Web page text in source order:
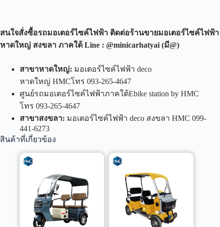
สนใจสั่งซื้อรถมอเตอร์ไซค์ไฟฟ้า ติดต่อร้านขายมอเตอร์ไซค์ไฟฟ้า
หาดใหญ่ สงขลา ภาคใต้ Line : @minicarhatyai (มี@)
สาขาหาดใหญ่: มอเตอร์ไซค์ไฟฟ้า deco
หาดใหญ่ HMCโทร 093-265-4647
ศูนย์รถมอเตอร์ไซค์ไฟฟ้าภาคใต้Ebike station by HMC
โทร 093-265-4647
สาขาสงขลา: มอเตอร์ไซค์ไฟฟ้า deco สงขลา HMC 099-
441-6273
สินค้าที่เกี่ยวข้อง